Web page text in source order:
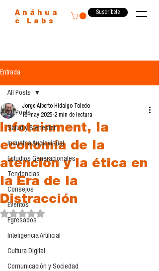
Anáhua
c Labs
Suscríbete
Entrada
All Posts
Salud y Bienestar
Industria Audiovisual
Estudios Generacionales
Tendencias
Consejos
Eventos
Egresados
Inteligencia Artificial
Cultura Digital
Comunicación y Sociedad
All Posts
Infotainment, la
economía de la
atención y la ética en
la Era de la
Distracción
Jorge Alberto Hidalgo Toledo
15 may 2025 2 min de lectura
Obtuvo NaN de 5 estrellas.